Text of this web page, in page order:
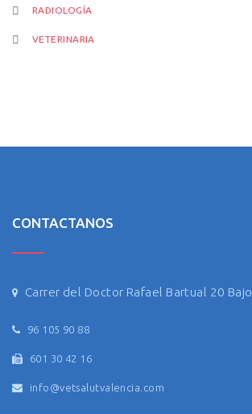
RADIOLOGÍA
VETERINARIA
CONTACTANOS
Carrer del Doctor Rafael Bartual 20 Bajo
96 105 90 88
601 30 42 16
info@vetsalutvalencia.com